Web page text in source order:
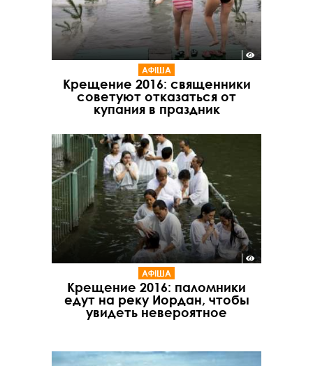
АФІША
Крещение 2016: священники
советуют отказаться от
купания в праздник
АФІША
Крещение 2016: паломники
едут на реку Иордан, чтобы
увидеть невероятное